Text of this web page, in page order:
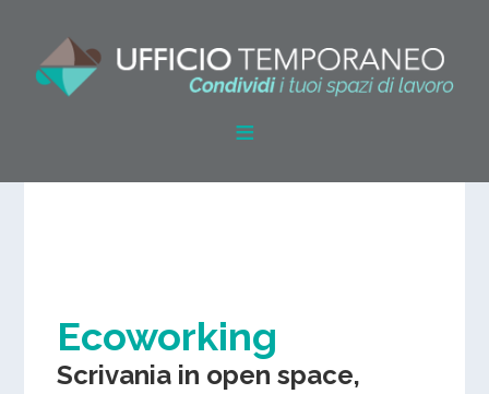
Ecoworking
Scrivania in open space,